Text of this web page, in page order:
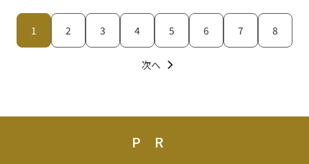
1 2 3 4 5 6 7 8
次へ
PR